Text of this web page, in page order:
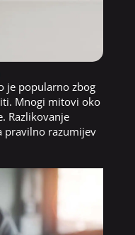
je popularno zbog
Mnogi mitovi oko
Razlikovanje
pravilno razumijev